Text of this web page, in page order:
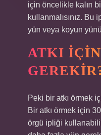
için öncelikle kalın
kullanmalısınız.
yün veya koyun
ATKI
Peki bir atkı örmek
Bir atkı örmek için
örgü ipliği